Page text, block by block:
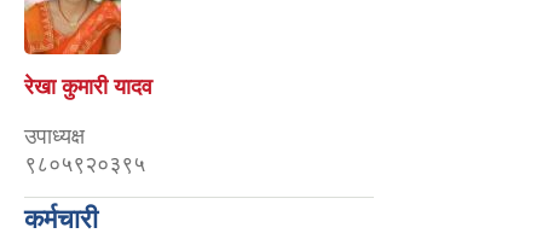
रेखा कुमारी यादव
उपाध्यक्ष
९८०५९२०३९५
कर्मचारी